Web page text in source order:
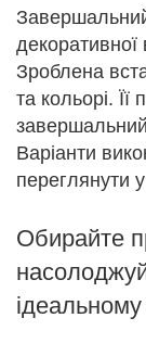
Зроблена
та кольорі.
Варіанти
переглянути
Обирайте
ідеальному